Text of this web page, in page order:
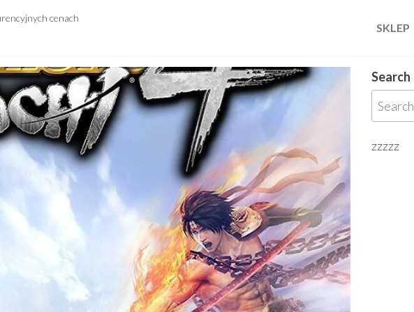
cenach
SKLEP
Search
zzzzz